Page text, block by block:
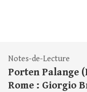
Notes-de-Lecture
Porten Palange
Rome : Giorgio